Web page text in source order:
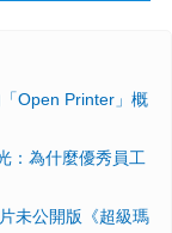
Open Printer」概
：為什麼優秀員工
未公開版《超級瑪